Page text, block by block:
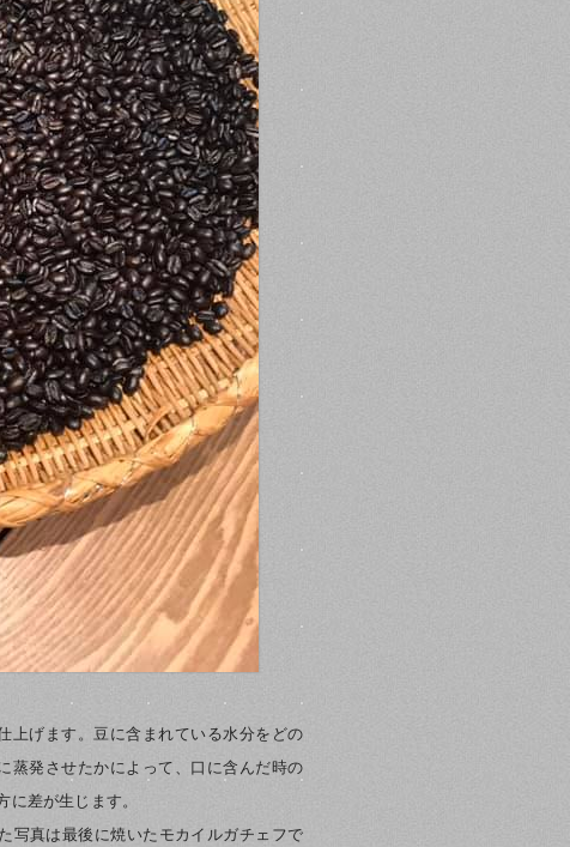
上げます。豆に含まれている水分をどの
蒸発させたかによって、口に含んだ時の
に差が生じます。
写真は最後に焼いたモカイルガチェフで